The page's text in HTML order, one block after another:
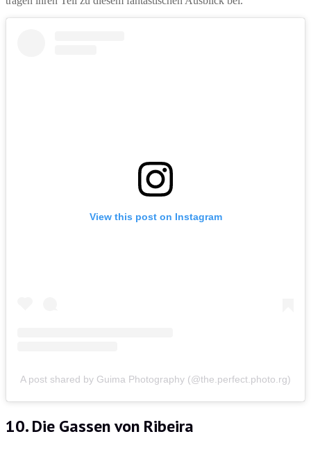
View this post on Instagram
A post shared by Guima Photography (@the.perfect.photo.rg)
10. Die Gassen von Ribeira